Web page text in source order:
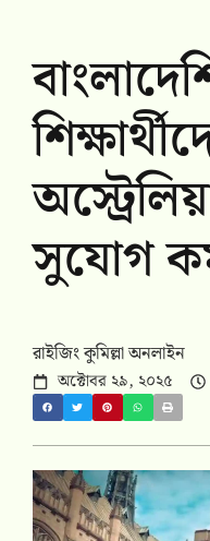
সুযোগ
রাইজিং কুমিল্লা অনলাইন
অক্টোবর ২৯, ২০২৫